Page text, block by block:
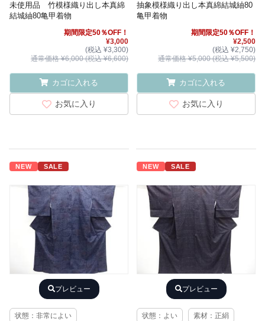
未使用品 竹模様織り出し本真綿
結城紬80亀甲着物
期間限定50％OFF！
¥3,000
(税込 ¥3,300)
通常価格 ¥6,000 (税込 ¥6,600)
カゴに入れる
お気に入り
抽象模様織り出し本真綿結城紬80
亀甲着物
期間限定50％OFF！
¥2,500
(税込 ¥2,750)
通常価格 ¥5,000 (税込 ¥5,500)
カゴに入れる
お気に入り
NEW SALE
プレビュー
状態：非常によい
NEW SALE
プレビュー
状態：よい 素材：正絹